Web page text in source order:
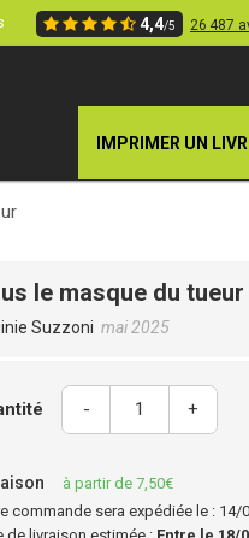
4,4/5 26 487
IMPRIMER UN
le masque du tueur
Suzzoni mai 2025
- +
à partir de 7,50€
commande sera expédiée le : 14/